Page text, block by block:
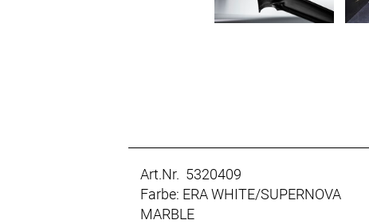
Art.Nr. 5320409
Farbe: ERA WHITE/SUPERNOVA
MARBLE